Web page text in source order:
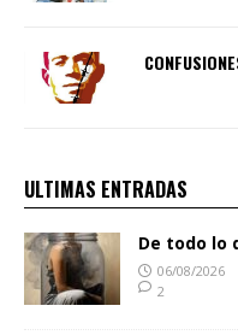
ULTIMAS ENTRADAS
De todo lo
06/08/2026
2